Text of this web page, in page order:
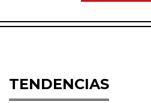
TENDENCIAS